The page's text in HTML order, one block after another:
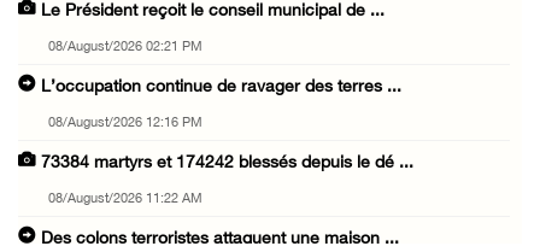
Le Président reçoit le conseil municipal de ...
08/August/2026 02:21 PM
L’occupation continue de ravager des terres ...
08/August/2026 12:16 PM
73384 martyrs et 174242 blessés depuis le dé ...
08/August/2026 11:22 AM
Des colons terroristes attaquent une maison ...